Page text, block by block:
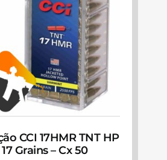
CCI 17HMR TNT HP
17 Grains – Cx 50